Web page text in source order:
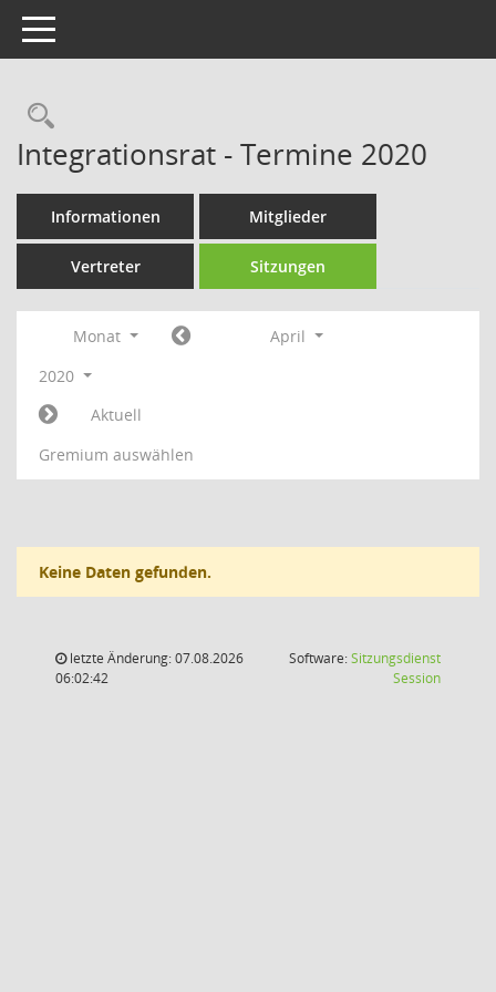
Toggle navigation
Rechercheauswahl
Integrationsrat - Termine 2020
Informationen Mitglieder
Vertreter Sitzungen
Monat
April
2020
Aktuell
Gremium auswählen
Keine Daten gefunden.
letzte Änderung: 07.08.2026
06:02:42
Software:Sitzungsdienst
Session(Wird in